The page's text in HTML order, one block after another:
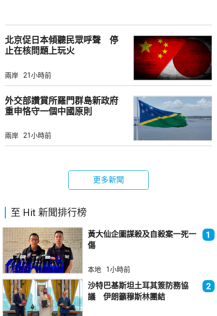
北京促日本傾聽民眾呼聲 停
止在核問題上玩火
兩岸 21小時前
外交部讚賞所羅門群島新政府
重申恪守一個中國原則
兩岸 21小時前
更多新聞
至 Hit 新聞排行榜
黃大仙企圖謀殺及自殺案一死一
傷
1
本地 1小時前
沙特巴基斯坦土耳其簽防務協
議 伊朗籲穆斯林團結
2